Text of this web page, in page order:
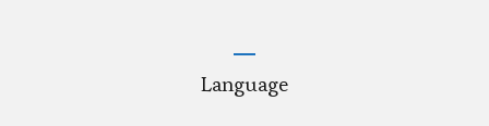
Language